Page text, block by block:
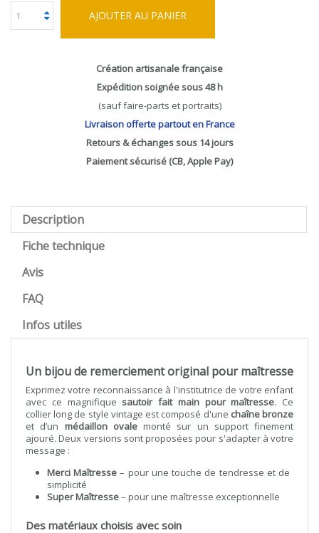
AJOUTER AU PANIER
Création artisanale française
Expédition soignée sous 48 h
(sauf faire-parts et portraits)
Livraison offerte partout en France
Retours & échanges sous 14 jours
Paiement sécurisé (CB, Apple Pay)
Description
Fiche technique
Avis
FAQ
Infos utiles
Un bijou de remerciement original pour maîtresse
Exprimez votre reconnaissance à l'institutrice de votre enfant
avec ce magnifiquesautoir fait main pour maîtresse. Ce
collier long de style vintage est composé d'une chaîne bronze
et d’un médaillon ovalemonté sur un support finement
ajouré. Deux versions sont proposées pour s'adapter à votre
message :
Merci Maîtresse – pour une touche de tendresse et de
simplicité
Super Maîtresse– pour une maîtresse exceptionnelle
Des matériaux choisis avec soin